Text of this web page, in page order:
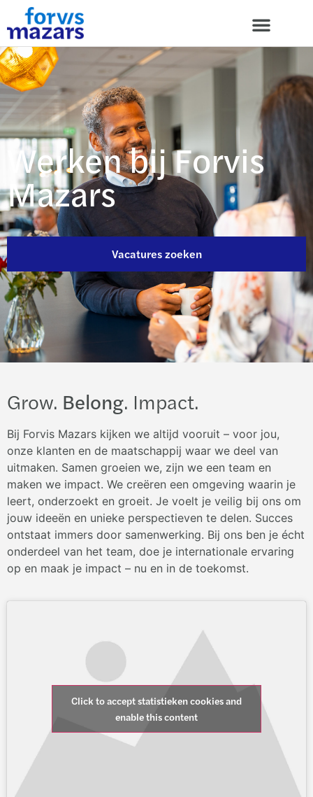
Werken bij Forvis
Mazars
Vacatures zoeken
Grow. Belong. Impact.
Bij Forvis Mazars kijken we altijd vooruit – voor jou,
onze klanten en de maatschappij waar we deel van
uitmaken. Samen groeien we, zijn we een team en
maken we impact. We creëren een omgeving waarin je
leert, onderzoekt en groeit. Je voelt je veilig bij ons om
jouw ideeën en unieke perspectieven te delen. Succes
ontstaat immers door samenwerking. Bij ons ben je écht
onderdeel van het team, doe je internationale ervaring
op en maak je impact – nu en in de toekomst.
Click to accept statistieken cookies and
enable this content